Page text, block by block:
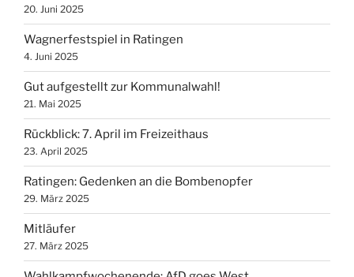
20. Juni 2025
Wagnerfestspiel in Ratingen
4. Juni 2025
Gut aufgestellt zur Kommunalwahl!
21. Mai 2025
Rückblick: 7. April im Freizeithaus
23. April 2025
Ratingen: Gedenken an die Bombenopfer
29. März 2025
Mitläufer
27. März 2025